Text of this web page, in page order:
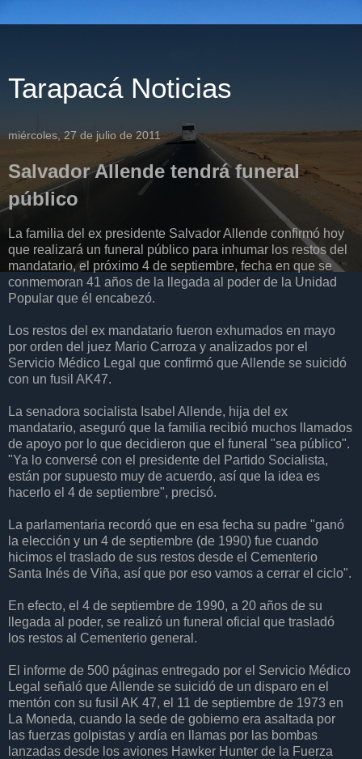
Tarapacá Noticias
miércoles, 27 de julio de 2011
Salvador Allende tendrá funeral
público
La familia del ex presidente Salvador Allende confirmó hoy
que realizará un funeral público para inhumar los restos del
mandatario, el próximo 4 de septiembre, fecha en que se
conmemoran 41 años de la llegada al poder de la Unidad
Popular que él encabezó.
Los restos del ex mandatario fueron exhumados en mayo
por orden del juez Mario Carroza y analizados por el
Servicio Médico Legal que confirmó que Allende se suicidó
con un fusil AK47.
La senadora socialista Isabel Allende, hija del ex
mandatario, aseguró que la familia recibió muchos llamados
de apoyo por lo que decidieron que el funeral "sea público".
"Ya lo conversé con el presidente del Partido Socialista,
están por supuesto muy de acuerdo, así que la idea es
hacerlo el 4 de septiembre", precisó.
La parlamentaria recordó que en esa fecha su padre "ganó
la elección y un 4 de septiembre (de 1990) fue cuando
hicimos el traslado de sus restos desde el Cementerio
Santa Inés de Viña, así que por eso vamos a cerrar el ciclo".
En efecto, el 4 de septiembre de 1990, a 20 años de su
llegada al poder, se realizó un funeral oficial que trasladó
los restos al Cementerio general.
El informe de 500 páginas entregado por el Servicio Médico
Legal señaló que Allende se suicidó de un disparo en el
mentón con su fusil AK 47, el 11 de septiembre de 1973 en
La Moneda, cuando la sede de gobierno era asaltada por
las fuerzas golpistas y ardía en llamas por las bombas
lanzadas desde los aviones Hawker Hunter de la Fuerza